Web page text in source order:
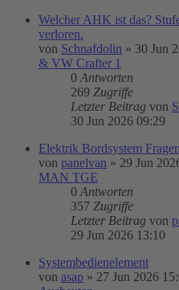
Welcher AHK ist das?
verloren.
von Schnafdolin » 30 Jun
& VW Crafter 1
0 Antworten
269 Zugriffe
Letzter Beitrag von
30 Jun 2026 09:29
Elektrik Bordsystem Fragen
von panelvan » 29 Jun
MAN TGE
0 Antworten
357 Zugriffe
Letzter Beitrag von
29 Jun 2026 13:10
Systembedienelement
von asap » 27 Jun 2026